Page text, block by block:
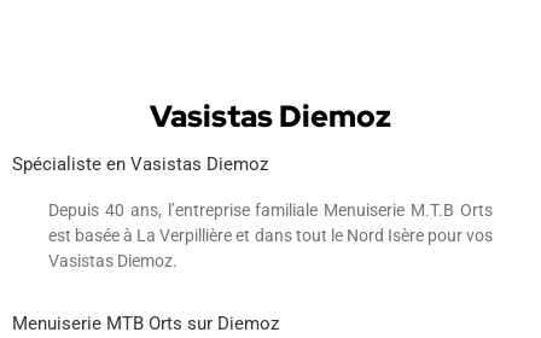
Vasistas Diemoz
Spécialiste en Vasistas Diemoz
Depuis 40 ans, l’entreprise familiale Menuiserie M.T.B Orts
est basée à La Verpillière et dans tout le Nord Isère pour vos
Vasistas Diemoz.
Menuiserie MTB Orts sur Diemoz